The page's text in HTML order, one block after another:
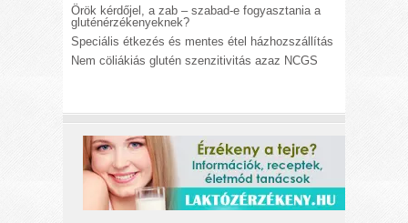
Örök kérdőjel, a zab – szabad-e fogyasztania a
gluténérzékenyeknek?
Speciális étkezés és mentes étel házhozszállítás
Nem cöliákiás glutén szenzitivitás azaz NCGS